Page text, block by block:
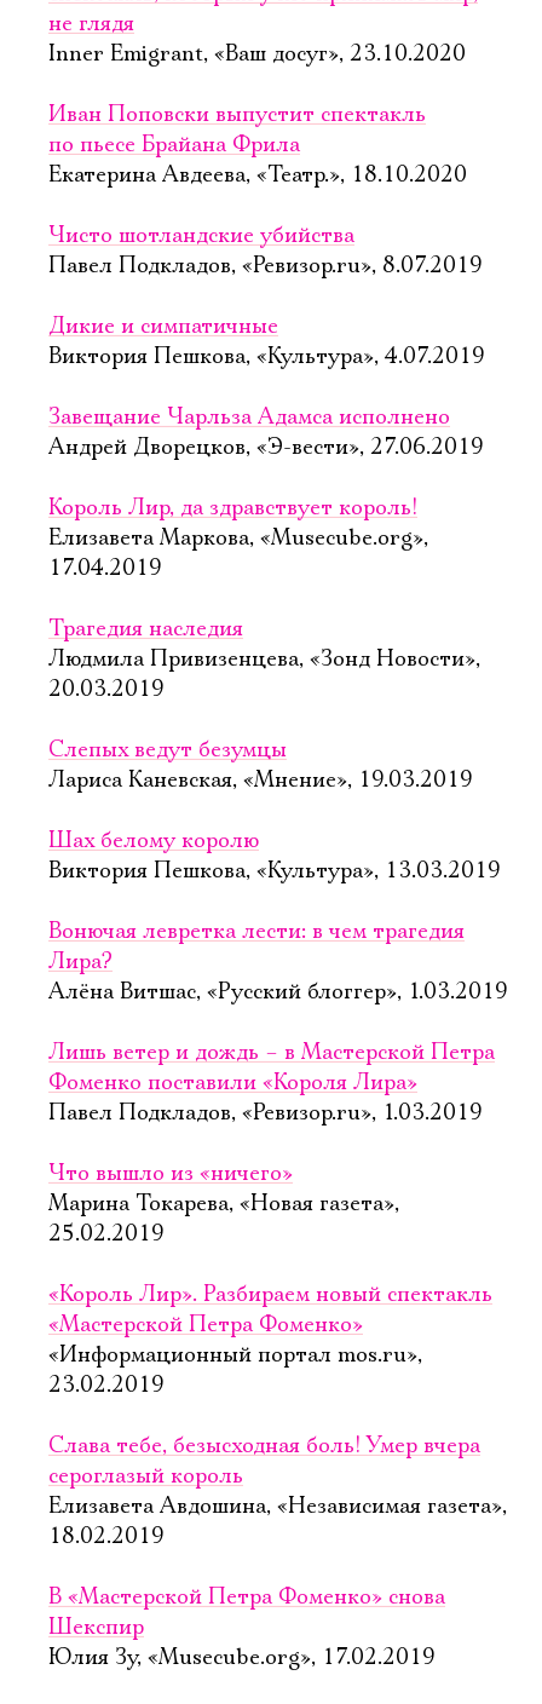
не глядя
Inner Emigrant, «Ваш досуг», 23.10.2020
Иван Поповски выпустит спектакль
по пьесе Брайана Фрила
Екатерина Авдеева, «Театр.», 18.10.2020
Чисто шотландские убийства
Павел Подкладов, «Ревизор.ru», 8.07.2019
Дикие и симпатичные
Виктория Пешкова, «Культура», 4.07.2019
Завещание Чарльза Адамса исполнено
Андрей Дворецков, «Э-вести», 27.06.2019
Король Лир, да здравствует король!
Елизавета Маркова, «Musecube.org»,
17.04.2019
Трагедия наследия
Людмила Привизенцева, «Зонд Новости»,
20.03.2019
Слепых ведут безумцы
Лариса Каневская, «Мнение», 19.03.2019
Шах белому королю
Виктория Пешкова, «Культура», 13.03.2019
Вонючая левретка лести: в чем трагедия
Лира?
Алёна Витшас, «Русский блоггер», 1.03.2019
Лишь ветер и дождь – в Мастерской Петра
Фоменко поставили «Короля Лира»
Павел Подкладов, «Ревизор.ru», 1.03.2019
Что вышло из «ничего»
Марина Токарева, «Новая газета»,
25.02.2019
«Король Лир». Разбираем новый спектакль
«Мастерской Петра Фоменко»
«Информационный портал mos.ru»,
23.02.2019
Слава тебе, безысходная боль! Умер вчера
сероглазый король
Елизавета Авдошина, «Независимая газета»,
18.02.2019
В «Мастерской Петра Фоменко» снова
Шекспир
Юлия Зу, «Musecube.org», 17.02.2019